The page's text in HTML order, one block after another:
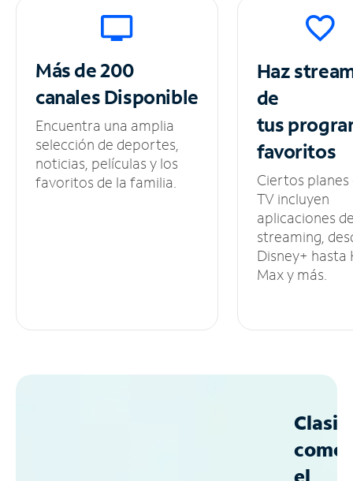
Más de 200
canalesDisponible
Encuentra una amplia
selección de deportes,
noticias, películas y los
favoritos de la familia.
Haz
de
tus
favoritos
Ciertos planes
TV incluyen
aplicaciones
streaming,
Disney+ hasta
Max y más.
como
el